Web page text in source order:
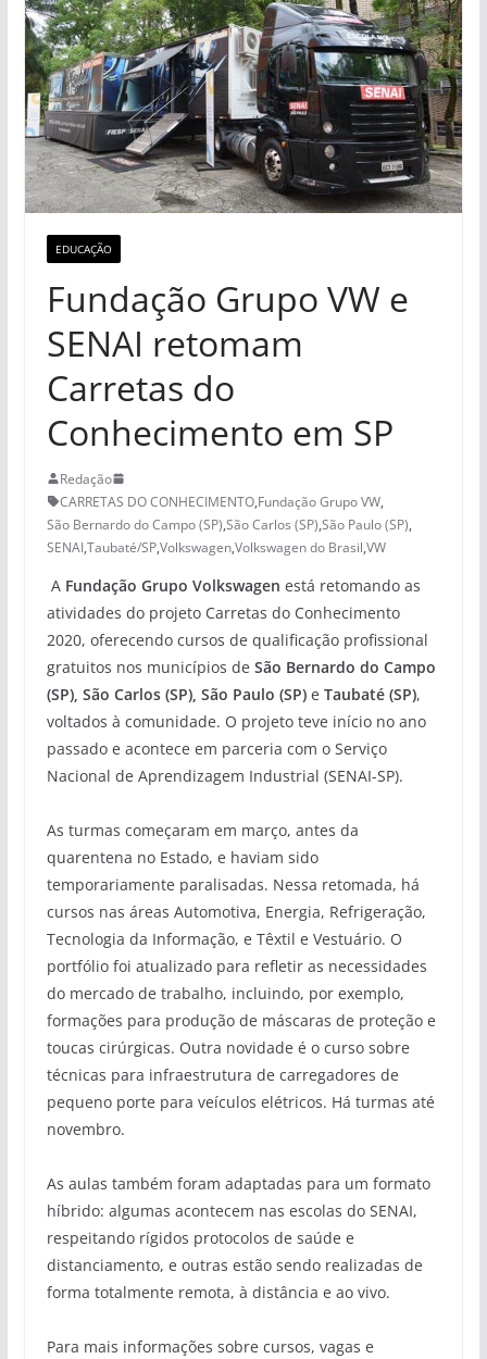
EDUCAÇÃO
Fundação Grupo VW e
SENAI retomam
Carretas do
Conhecimento em SP
Redação
CARRETAS DO CONHECIMENTO,Fundação Grupo VW,
São Bernardo do Campo (SP),São Carlos (SP),São Paulo (SP),
SENAI,Taubaté/SP,Volkswagen,Volkswagen do Brasil,VW
A Fundação Grupo Volkswagen está retomando as
atividades do projeto Carretas do Conhecimento
2020, oferecendo cursos de qualificação profissional
gratuitos nos municípios de São Bernardo do Campo
(SP), São Carlos (SP), São Paulo (SP)e Taubaté (SP),
voltados à comunidade. O projeto teve início no ano
passado e acontece em parceria com o Serviço
Nacional de Aprendizagem Industrial (SENAI-SP).
As turmas começaram em março, antes da
quarentena no Estado, e haviam sido
temporariamente paralisadas. Nessa retomada, há
cursos nas áreas Automotiva, Energia, Refrigeração,
Tecnologia da Informação, e Têxtil e Vestuário. O
portfólio foi atualizado para refletir as necessidades
do mercado de trabalho, incluindo, por exemplo,
formações para produção de máscaras de proteção e
toucas cirúrgicas. Outra novidade é o curso sobre
técnicas para infraestrutura de carregadores de
pequeno porte para veículos elétricos. Há turmas até
novembro.
As aulas também foram adaptadas para um formato
híbrido: algumas acontecem nas escolas do SENAI,
respeitando rígidos protocolos de saúde e
distanciamento, e outras estão sendo realizadas de
forma totalmente remota, à distância e ao vivo.
Para mais informações sobre cursos, vagas e